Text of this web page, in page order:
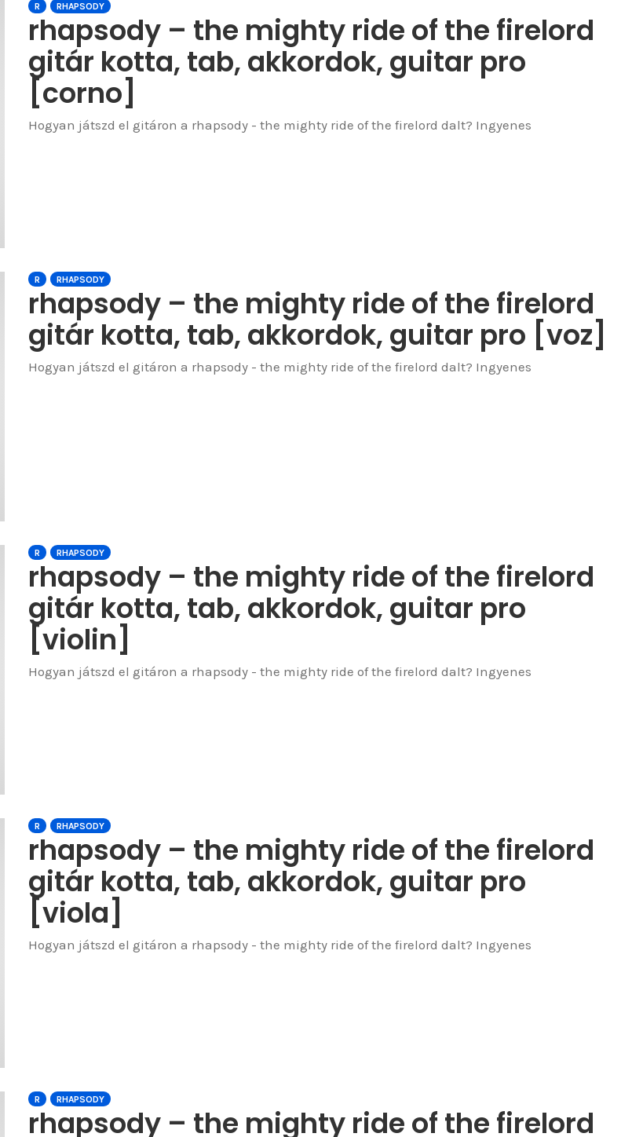
R RHAPSODY
rhapsody – the mighty ride of the firelord
gitár kotta, tab, akkordok, guitar pro
[corno]
Hogyan játszd el gitáron a rhapsody - the mighty ride of the firelord dalt? Ingyenes
R RHAPSODY
rhapsody – the mighty ride of the firelord
gitár kotta, tab, akkordok, guitar pro [voz]
Hogyan játszd el gitáron a rhapsody - the mighty ride of the firelord dalt? Ingyenes
R RHAPSODY
rhapsody – the mighty ride of the firelord
gitár kotta, tab, akkordok, guitar pro
[violin]
Hogyan játszd el gitáron a rhapsody - the mighty ride of the firelord dalt? Ingyenes
R RHAPSODY
rhapsody – the mighty ride of the firelord
gitár kotta, tab, akkordok, guitar pro
[viola]
Hogyan játszd el gitáron a rhapsody - the mighty ride of the firelord dalt? Ingyenes
R RHAPSODY
rhapsody – the mighty ride of the firelord